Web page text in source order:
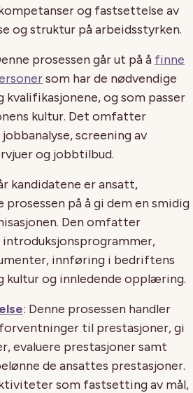
og fastsettelse av
og struktur på arbeidsstyrken.
prosessen går ut på å finne
som har de nødvendige
og som passer
kultur. Det omfatter
screening av
og jobbtilbud.
kandidatene er ansatt,
prosessen på å gi dem en smidig
Den omfatter
innføring i bedriftens
kultur og innledende opplæring.
: Denne prosessen handler
til prestasjoner, gi
evaluere prestasjoner samt
de ansattes prestasjoner.
som fastsetting av mål,